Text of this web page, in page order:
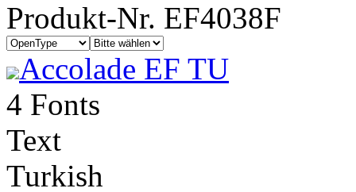
Produkt-Nr. EF4038F
Accolade EF TU
4 Fonts
Text
Turkish